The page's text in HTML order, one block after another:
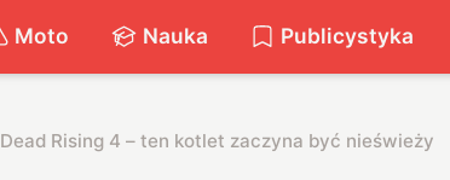
Moto Nauka Publicystyka
Dead Rising 4 – ten kotlet zaczyna być nieświeży